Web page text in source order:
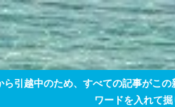
引越中のため、すべての記事がこ
ワードを入れて